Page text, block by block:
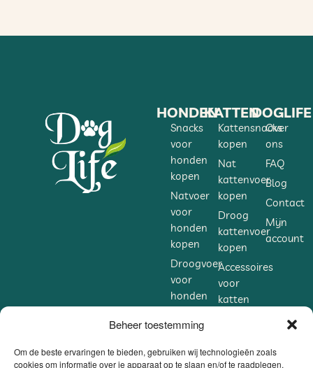
Beheer toestemming
Om de beste ervaringen te bieden, gebruiken wij technologieën zoals
cookies om informatie over je apparaat op te slaan en/of te raadplegen.
HONDEN
Snacks
voor
honden
kopen
Natvoer
voor
honden
kopen
Droogvoer
voor
honden
Accessoires
voor
honden
KATTEN
Kattensnacks
kopen
Nat
kattenvoer
kopen
Droog
kattenvoer
kopen
Accessoires
voor
katten
voor
DOGLIFE
Over
ons
FAQ
Blog
Contact
Mijn
account